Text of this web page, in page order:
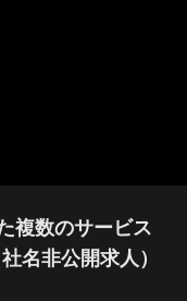
複数のサービス
名非公開求人）